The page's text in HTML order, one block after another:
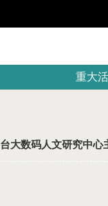
重大
台大数码人文研究中心